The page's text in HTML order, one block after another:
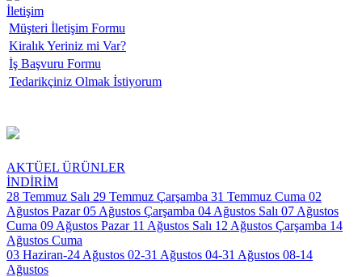
İletişim
Müşteri İletişim Formu
Kiralık Yeriniz mi Var?
İş Başvuru Formu
Tedarikçiniz Olmak İstiyorum
AKTÜEL ÜRÜNLER
İNDİRİM
28 Temmuz Salı 29 Temmuz Çarşamba 31 Temmuz Cuma 02
Ağustos Pazar 05 Ağustos Çarşamba 04 Ağustos Salı 07 Ağustos
Cuma 09 Ağustos Pazar 11 Ağustos Salı 12 Ağustos Çarşamba 14
Ağustos Cuma
03 Haziran-24 Ağustos 02-31 Ağustos 04-31 Ağustos 08-14
Ağustos